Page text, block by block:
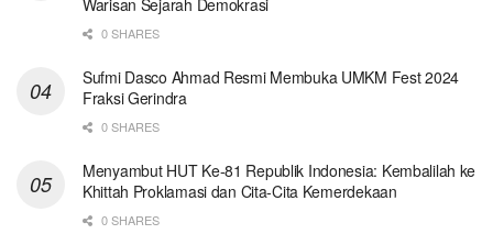
0 SHARES
Sufmi Dasco Ahmad Resmi Membuka UMKM Fest 2024
Fraksi Gerindra
0 SHARES
Menyambut HUT Ke-81 Republik Indonesia: Kembalilah ke
Khittah Proklamasi dan Cita-Cita Kemerdekaan
0 SHARES